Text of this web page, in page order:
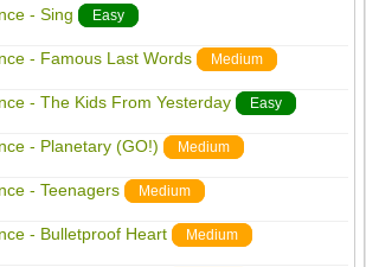
- Sing Easy
- Famous Last Words Medium
- The Kids From Yesterday Easy
- Planetary (GO!) Medium
- Teenagers Medium
- Bulletproof Heart Medium